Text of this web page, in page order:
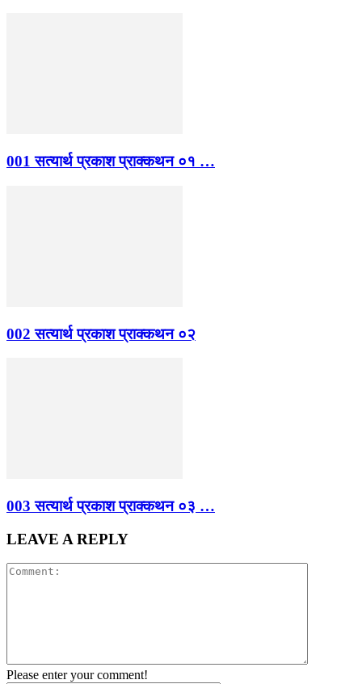
001 सत्यार्थ प्रकाश प्राक्कथन ०१ …
002 सत्यार्थ प्रकाश प्राक्कथन ०२
003 सत्यार्थ प्रकाश प्राक्कथन ०३ …
LEAVE A REPLY
Please enter your comment!